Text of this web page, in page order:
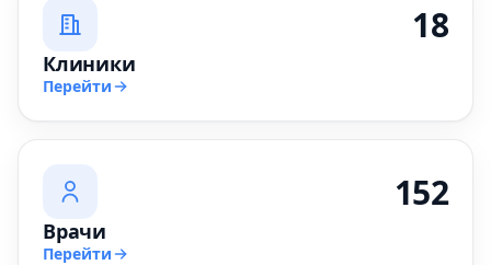
18
Клиники
Перейти
152
Врачи
Перейти